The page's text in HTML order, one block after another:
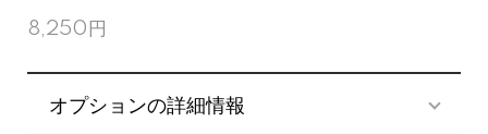
8,250円
オプションの詳細情報